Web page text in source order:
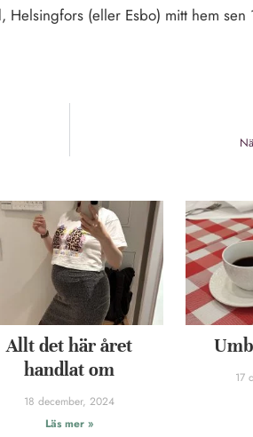
Helsingfors (eller Esbo) mitt hem sen
Allt det här året
handlat om
18 december, 2024
Läs mer »
17